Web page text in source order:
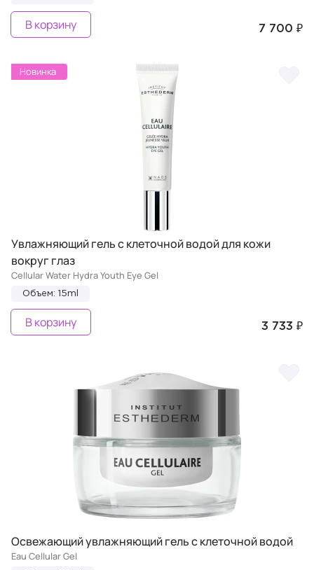
7 700 ₽
В корзину
Новинка
Увлажняющий гель с клеточной водой для кожи
вокруг глаз
Cellular Water Hydra Youth Eye Gel
Объем: 15ml
3 733 ₽
В корзину
Освежающий увлажняющий гель с клеточной водой
Eau Cellular Gel